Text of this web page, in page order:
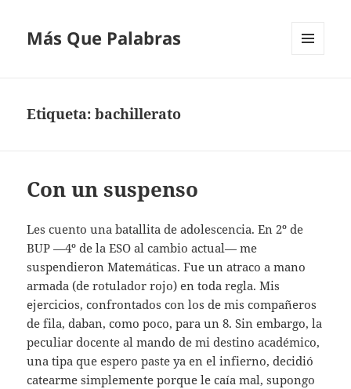
Más Que Palabras
Etiqueta:bachillerato
Con un suspenso
Les cuento una batallita de adolescencia. En 2º de
BUP —4º de la ESO al cambio actual— me
suspendieron Matemáticas. Fue un atraco a mano
armada (de rotulador rojo) en toda regla. Mis
ejercicios, confrontados con los de mis compañeros
de fila, daban, como poco, para un 8. Sin embargo, la
peculiar docente al mando de mi destino académico,
una tipa que espero paste ya en el infierno, decidió
catearme simplemente porque le caía mal, supongo